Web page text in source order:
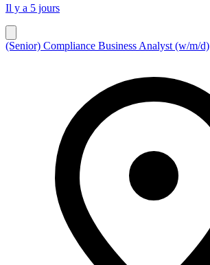
Il y a 5 jours
(Senior) Compliance Business Analyst (w/m/d)